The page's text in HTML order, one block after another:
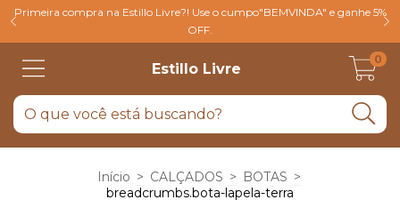
Primeira compra na Estillo Livre?! Use o cumpo"BEMVINDA" e ganhe 5%
OFF.
Estillo Livre
0
Início > CALÇADOS > BOTAS >
breadcrumbs.bota-lapela-terra